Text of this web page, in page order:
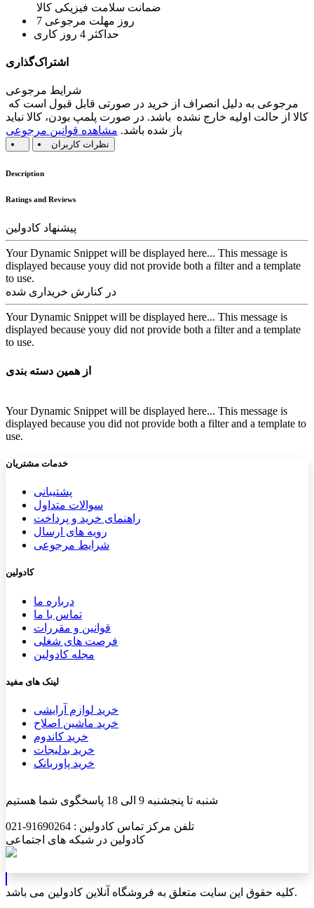
ضمانت سلامت فیزیکی کالا
7 روز مهلت مرجوعی
حداکثر 4 روز کاری
اشتراک‌گذاری
شرایط مرجوعی
کالا از حالت اولیه خارج نشده باشد. در صورت پلمپ بودن، کالا نباید
باز شده باشد. مشاهده قوانین مرجوعی
نظرات کاربران
Description
Ratings and Reviews
پیشنهاد کادولین
Your Dynamic Snippet will be displayed here... This message is
displayed because youy did not provide both a filter and a template
to use.
در کنارش خریداری شده
Your Dynamic Snippet will be displayed here... This message is
displayed because youy did not provide both a filter and a template
to use.
از همین دسته بندی
Your Dynamic Snippet will be displayed here... This message is
displayed because you did not provide both a filter and a template to
use.
خدمات مشتریان
پشتیب​​انی
سوالات متداول
راهنمای خرید و پرداخت
رویه های ارسال
شرایط مرجوعی
کادولین
درباره ما
تماس با ما
قوانین و مقررات
فرصت های شغلی
مجله کادولین
لینک های مفید
خرید لوازم آرایشی
خرید ماشین اصلاح
خرید کاندوم
خرید بدلیجات
خرید پاوربانک
شنبه تا پنجشنبه 9 الی 18 پاسخگوی شما هستیم
تلفن مرکز تماس کادولین : 91690264-021
کادولین در شبکه های اجتماعی
کلیه حقوق این سایت متعلق به فروشگاه آنلاین کادولین می باشد.